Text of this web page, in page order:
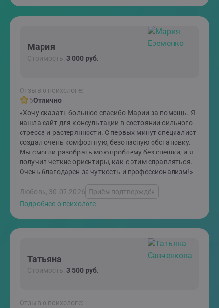
Мария
Стоимость: 3 000 руб.
Отзыв о психологе:
5Отлично
«Хочу сказать большое спасибо Марии за помощь. Я
нашла сайт для консультации в состоянии сильного
стресса и растерянности. С первых минут специалист
создал очень комфортную, безопасную обстановку.
Мы смогли разобрать мою проблему без спешки, и я
получил четкие ориентиры, как с этим справляться.
Очень благодарен за чуткость и профессионализм!»
Любовь, 30.07.2026 Приём подтверждён
Подробнее о психологе
Татьяна
Стоимость: 3 500 руб.
Отзыв о психологе: